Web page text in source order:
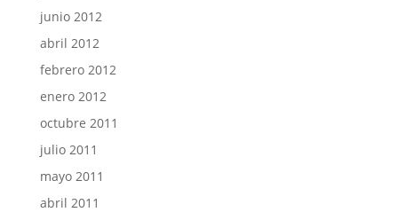
junio 2012
abril 2012
febrero 2012
enero 2012
octubre 2011
julio 2011
mayo 2011
abril 2011